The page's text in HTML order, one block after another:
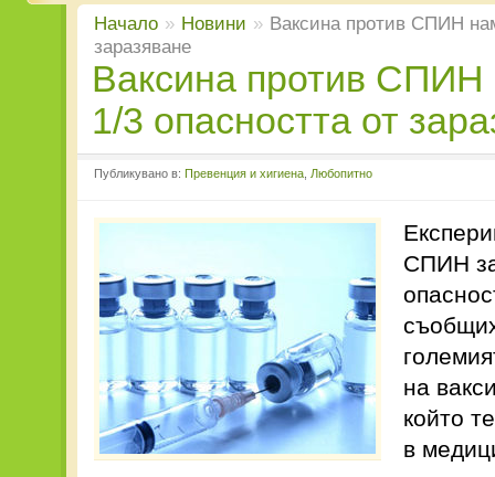
Начало » Новини » Ваксина против СПИН
заразяване
Ваксина против СПИН намалява с
1/3 опасността от
Публикувано в: Превенция и хигиена Любопитно
СПИН
на
който
в